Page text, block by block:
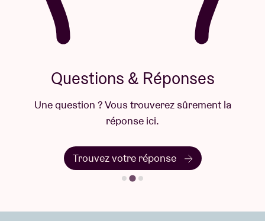
Questions & Réponses
Une question ? Vous trouverez sûrement la
réponse ici.
Trouvez votre réponse